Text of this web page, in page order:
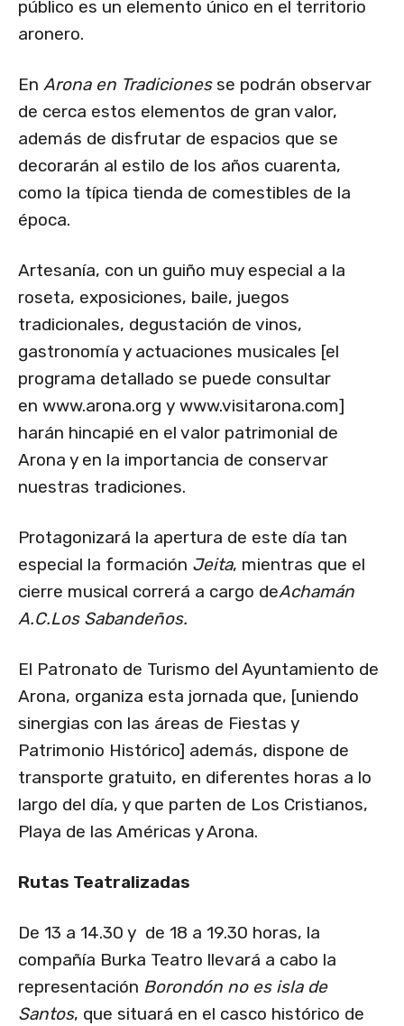
público es un elemento único en el territorio
aronero.
En Arona en Tradicionesse podrán observar
de cerca estos elementos de gran valor,
además de disfrutar de espacios que se
decorarán al estilo de los años cuarenta,
como la típica tienda de comestibles de la
época.
Artesanía, con un guiño muy especial a la
roseta, exposiciones, baile, juegos
tradicionales, degustación de vinos,
gastronomía y actuaciones musicales [el
programa detallado se puede consultar
en www.arona.org y www.visitarona.com]
harán hincapié en el valor patrimonial de
Arona y en la importancia de conservar
nuestras tradiciones.
Protagonizará la apertura de este día tan
especial la formación Jeita, mientras que el
cierre musical correrá a cargo deAchamán
A.C.Los Sabandeños.
El Patronato de Turismo del Ayuntamiento de
Arona, organiza esta jornada que, [uniendo
sinergias con las áreas de Fiestas y
Patrimonio Histórico] además, dispone de
transporte gratuito, en diferentes horas a lo
largo del día, y que parten de Los Cristianos,
Playa de las Américas y Arona.
Rutas Teatralizadas
De 13 a 14.30 y de 18 a 19.30 horas, la
compañía Burka Teatro llevará a cabo la
representación Borondón no es isla de
Santos, que situará en el casco histórico de